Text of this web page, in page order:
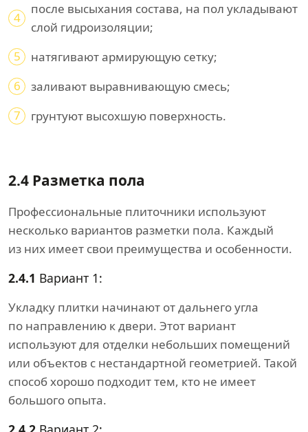
4
после высыхания состава, на пол укладывают
слой гидроизоляции;
5
натягивают армирующую сетку;
6
заливают выравнивающую смесь;
7
грунтуют высохшую поверхность.
2.4 Разметка пола
Профессиональные плиточники используют
несколько вариантов разметки пола. Каждый
из них имеет свои преимущества и особенности.
2.4.1 Вариант 1:
Укладку плитки начинают от дальнего угла
по направлению к двери. Этот вариант
используют для отделки небольших помещений
или объектов с нестандартной геометрией. Такой
способ хорошо подходит тем, кто не имеет
большого опыта.